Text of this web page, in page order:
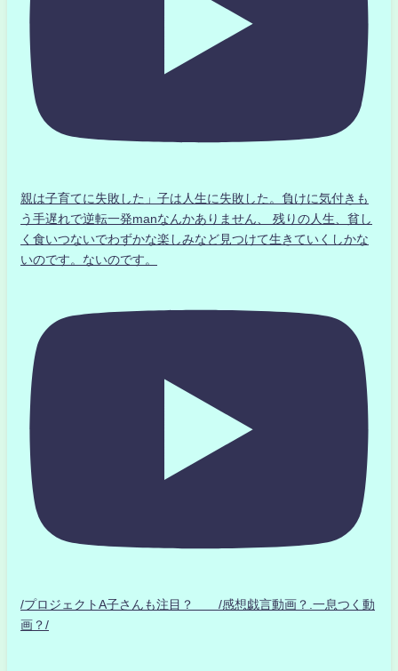
親は子育てに失敗した」子は人生に失敗した。負けに気付きも
う手遅れで逆転一発manなんかありません、 残りの人生、貧し
く食いつないでわずかな楽しみなど見つけて生きていくしかな
いのです。ないのです。
/プロジェクトA子さんも注目？ /感想戯言動画？.一息つく動
画？/